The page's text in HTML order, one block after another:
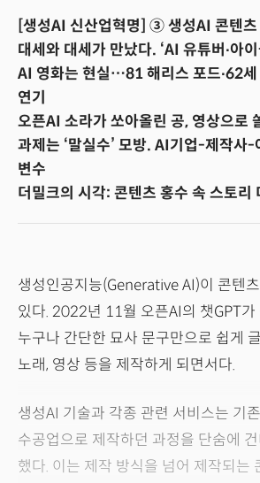
[생성AI 신산업혁명] ③ 생성AI 콘텐츠
대세와 대세가 만났다. ‘AI 유튜버∙아이
AI 영화는 현실…81 해리스 포드∙62세
연기
오픈AI 소라가 쏘아올린 공, 영상으로
과제는 ‘말실수’ 모방. AI기업-제작사-
변수
더밀크의 시각: 콘텐츠 홍수 속 스토리
생성인공지능(Generative AI)이 콘텐
있다. 2022년 11월 오픈AI의 챗GPT가
누구나 간단한 묘사 문구만으로 쉽게
노래, 영상 등을 제작하게 되면서다.
생성AI 기술과 각종 관련 서비스는 기존
수공업으로 제작하던 과정을 단숨에
했다. 이는 제작 방식을 넘어 제작되는